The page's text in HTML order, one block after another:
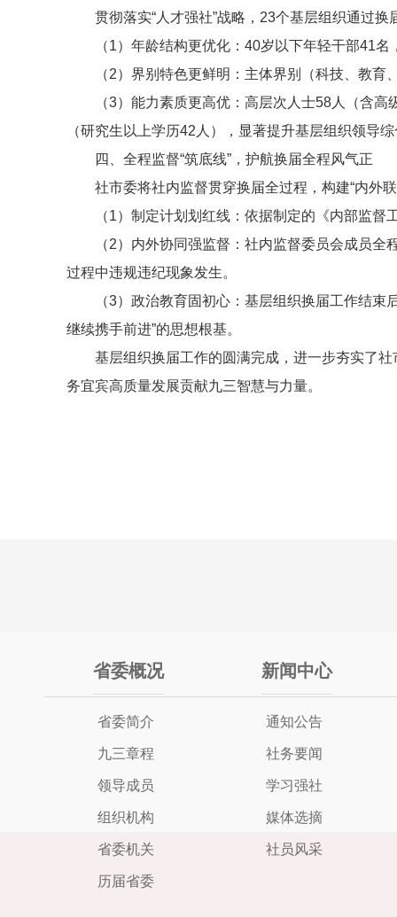
贯彻落实“人才强社”战略，23个基层组织通过
（1）年龄结构更优化：40岁以下年轻干部41
（2）界别特色更鲜明：主体界别（科技、教
（3）能力素质更高优：高层次人士58人（含
（研究生以上学历42人），显著提升基层组织领导
四、全程监督“筑底线”，护航换届全程风气正
社市委将社内监督贯穿换届全过程，构建“内外
（1）制定计划划红线：依据制定的《内部监
（2）内外协同强监督：社内监督委员会成员
过程中违规违纪现象发生。
（3）政治教育固初心：基层组织换届工作结
继续携手前进”的思想根基。
基层组织换届工作的圆满完成，进一步夯实了
务宜宾高质量发展贡献九三智慧与力量。
省委概况
省委简介
九三章程
领导成员
组织机构
省委机关
历届省委
新闻中心
通知公告
社务要闻
学习强社
媒体选摘
社员风采